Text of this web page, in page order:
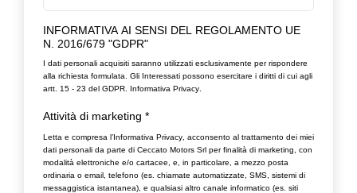
INFORMATIVA AI SENSI DEL REGOLAMENTO UE
N. 2016/679 "GDPR"
I dati personali acquisiti saranno utilizzati esclusivamente per rispondere
alla richiesta formulata. Gli Interessati possono esercitare i diritti di cui agli
artt. 15 - 23 del GDPR. Informativa Privacy
Attività di marketing *
Letta e compresa l’Informativa Privacy , acconsento al trattamento dei miei
dati personali da parte di Ceccato Motors Srl per finalità di marketing, con
modalità elettroniche e/o cartacee, e, in particolare, a mezzo posta
ordinaria o email, telefono (es. chiamate automatizzate, SMS, sistemi di
messaggistica istantanea), e qualsiasi altro canale informatico (es. siti